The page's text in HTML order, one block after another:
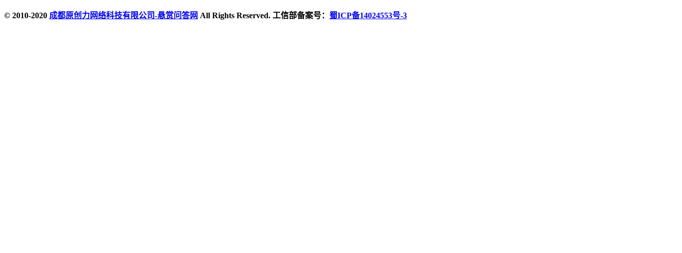
© 2010-2020 成都原创力网络科技有限公司-悬赏问答网 All Rights Reserved. 工信部备案号： 蜀ICP备14024553号-3